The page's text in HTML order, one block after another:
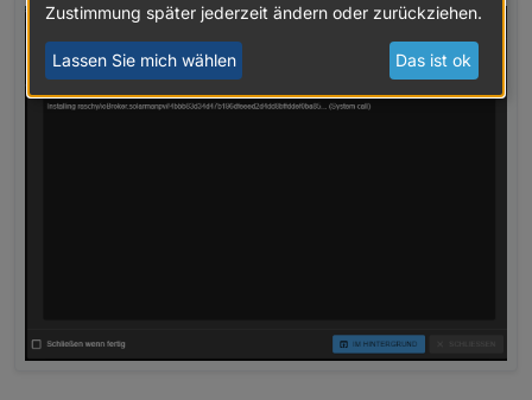
Zustimmung später jederzeit ändern oder zurückziehen.
Lassen Sie mich wählen Das ist ok